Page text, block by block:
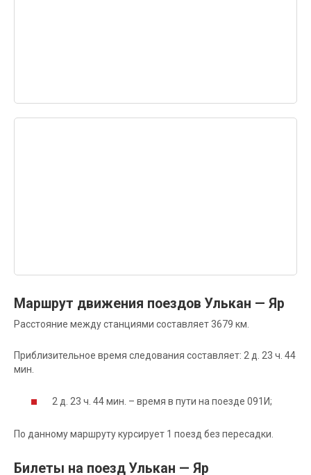
Маршрут движения поездов Улькан — Яр
Расстояние между станциями составляет 3679 км.
Приблизительное время следования составляет: 2 д. 23 ч. 44
мин.
2 д. 23 ч. 44 мин. – время в пути на поезде 091И;
По данному маршруту курсирует 1 поезд без пересадки.
Билеты на поезд Улькан — Яр